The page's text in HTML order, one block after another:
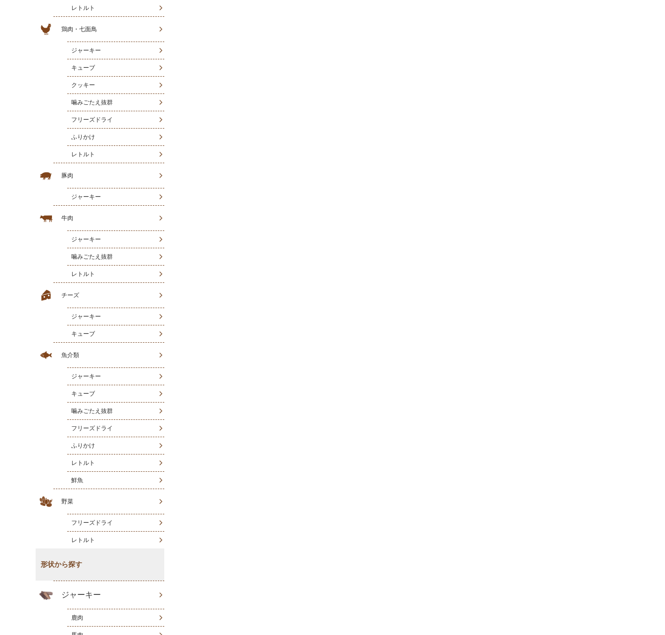
レトルト
鶏肉・七面鳥
ジャーキー
キューブ
クッキー
噛みごたえ抜群
フリーズドライ
ふりかけ
レトルト
豚肉
ジャーキー
牛肉
ジャーキー
噛みごたえ抜群
レトルト
チーズ
ジャーキー
キューブ
魚介類
ジャーキー
キューブ
噛みごたえ抜群
フリーズドライ
ふりかけ
レトルト
鮮魚
野菜
フリーズドライ
レトルト
形状から探す
ジャーキー
鹿肉